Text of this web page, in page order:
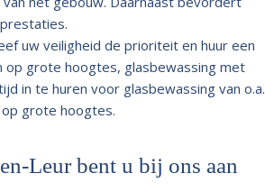
uw veiligheid de prioriteit en huur een
op grote hoogtes, glasbewassing met
in te huren voor glasbewassing van o.a.
grote hoogtes.
Leur bent u bij ons aan